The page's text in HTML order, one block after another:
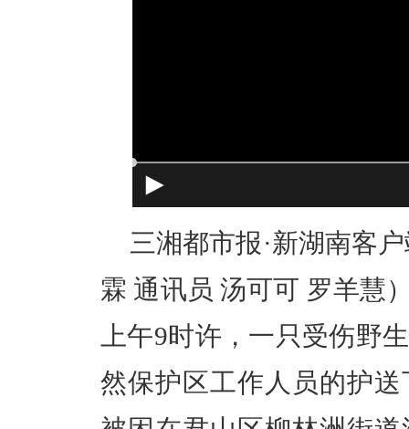
三湘都市报·新湖南客
霖 通讯员 汤可可 罗羊慧
上午9时许，一只受伤野
然保护区工作人员的护